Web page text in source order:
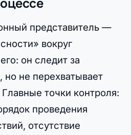
представитель —
вокруг
он следит за
не перехватывает
точки контроля:
проведения
отсутствие